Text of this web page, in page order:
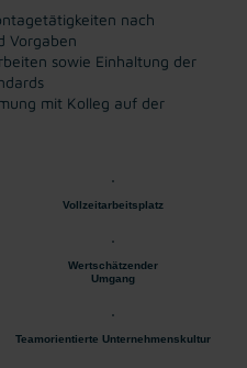
nach
Vorgaben
sowie Einhaltung der
mit Kolleg auf der
Vollzeitarbeitsplatz
Wertschätzender
Umgang
Teamorientierte Unternehmenskultur